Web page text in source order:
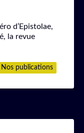
d’Epistolae,
la revue
Nos publications